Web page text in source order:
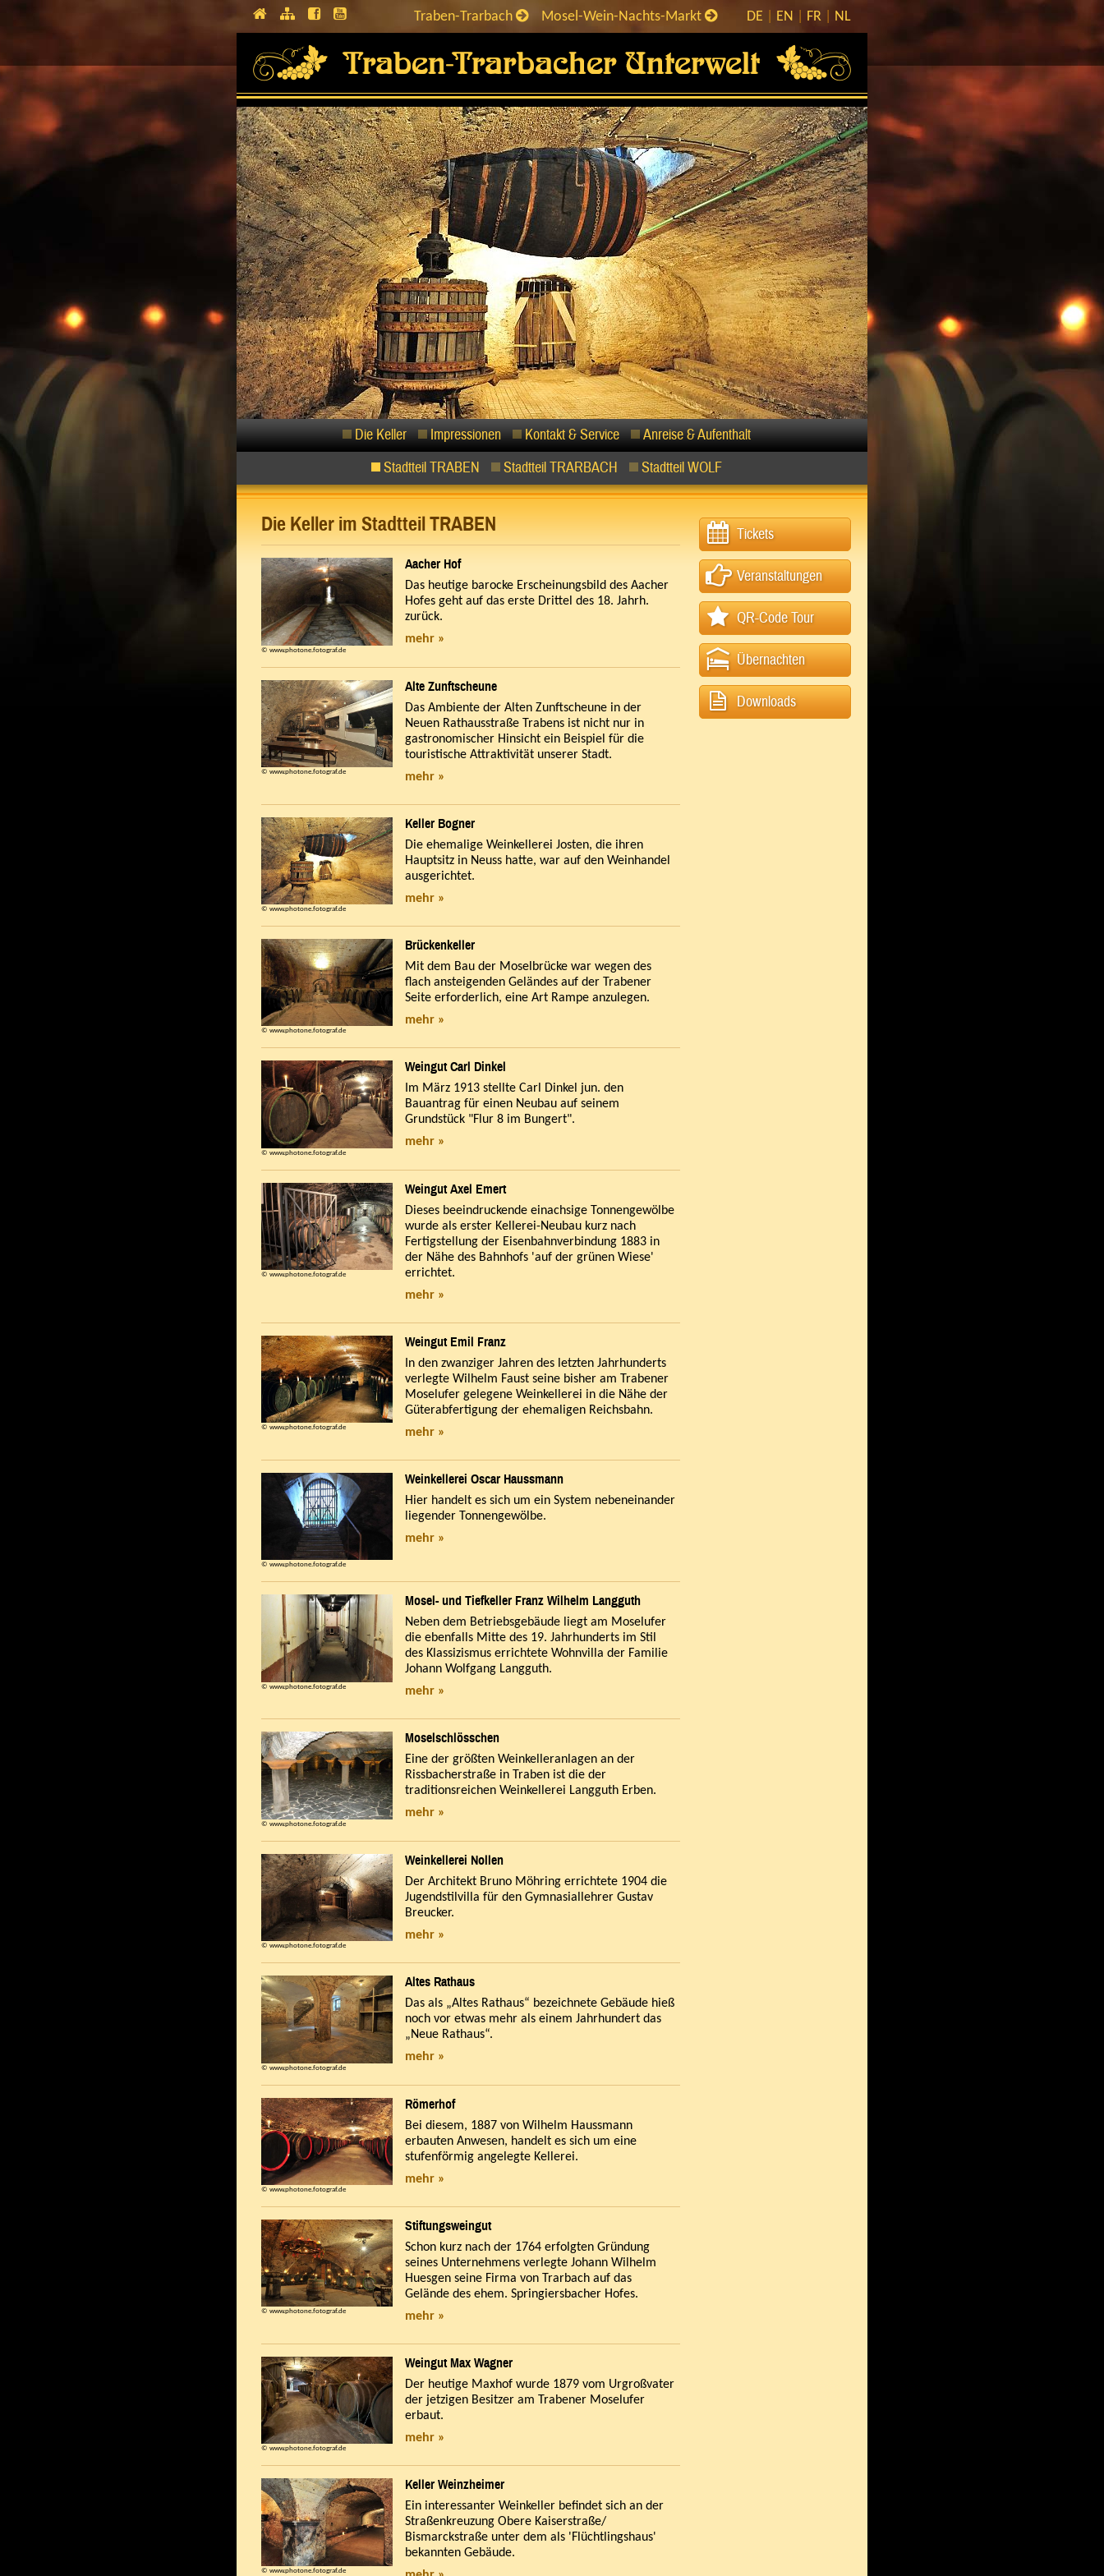
Traben-Trarbach Mosel-Wein-Nachts-Markt DE EN FR NL
Die Keller Impressionen Kontakt & Service
Anreise & Aufenthalt
Stadtteil TRABEN
Stadtteil TRARBACH Stadtteil WOLF
Die Keller im Stadtteil TRABEN
© www.photone.fotograf.de
Aacher Hof
Das heutige barocke Erscheinungsbild des Aacher
Hofes geht auf das erste Drittel des 18. Jahrh.
zurück.
mehr »
© www.photone.fotograf.de
Alte Zunftscheune
Das Ambiente der Alten Zunftscheune in der
Neuen Rathausstraße Trabens ist nicht nur in
gastronomischer Hinsicht ein Beispiel für die
touristische Attraktivität unserer Stadt.
mehr »
© www.photone.fotograf.de
Keller Bogner
Die ehemalige Weinkellerei Josten, die ihren
Hauptsitz in Neuss hatte, war auf den Weinhandel
ausgerichtet.
mehr »
© www.photone.fotograf.de
Brückenkeller
Mit dem Bau der Moselbrücke war wegen des
flach ansteigenden Geländes auf der Trabener
Seite erforderlich, eine Art Rampe anzulegen.
mehr »
© www.photone.fotograf.de
Weingut Carl Dinkel
Im März 1913 stellte Carl Dinkel jun. den
Bauantrag für einen Neubau auf seinem
Grundstück "Flur 8 im Bungert".
mehr »
© www.photone.fotograf.de
Weingut Axel Emert
Dieses beeindruckende einachsige Tonnengewölbe
wurde als erster Kellerei-Neubau kurz nach
Fertigstellung der Eisenbahnverbindung 1883 in
der Nähe des Bahnhofs 'auf der grünen Wiese'
errichtet.
mehr »
© www.photone.fotograf.de
Weingut Emil Franz
In den zwanziger Jahren des letzten Jahrhunderts
verlegte Wilhelm Faust seine bisher am Trabener
Moselufer gelegene Weinkellerei in die Nähe der
Güterabfertigung der ehemaligen Reichsbahn.
mehr »
© www.photone.fotograf.de
Weinkellerei Oscar Haussmann
Hier handelt es sich um ein System nebeneinander
liegender Tonnengewölbe.
mehr »
© www.photone.fotograf.de
Mosel- und Tiefkeller Franz Wilhelm Langguth
Neben dem Betriebsgebäude liegt am Moselufer
die ebenfalls Mitte des 19. Jahrhunderts im Stil
des Klassizismus errichtete Wohnvilla der Familie
Johann Wolfgang Langguth.
mehr »
© www.photone.fotograf.de
Moselschlösschen
Eine der größten Weinkelleranlagen an der
Rissbacherstraße in Traben ist die der
traditionsreichen Weinkellerei Langguth Erben.
mehr »
© www.photone.fotograf.de
Weinkellerei Nollen
Der Architekt Bruno Möhring errichtete 1904 die
Jugendstilvilla für den Gymnasiallehrer Gustav
Breucker.
mehr »
© www.photone.fotograf.de
Altes Rathaus
Das als „Altes Rathaus“ bezeichnete Gebäude hieß
noch vor etwas mehr als einem Jahrhundert das
„Neue Rathaus“.
mehr »
© www.photone.fotograf.de
Römerhof
Bei diesem, 1887 von Wilhelm Haussmann
erbauten Anwesen, handelt es sich um eine
stufenförmig angelegte Kellerei.
mehr »
© www.photone.fotograf.de
Stiftungsweingut
Schon kurz nach der 1764 erfolgten Gründung
seines Unternehmens verlegte Johann Wilhelm
Huesgen seine Firma von Trarbach auf das
Gelände des ehem. Springiersbacher Hofes.
mehr »
© www.photone.fotograf.de
Weingut Max Wagner
Der heutige Maxhof wurde 1879 vom Urgroßvater
der jetzigen Besitzer am Trabener Moselufer
erbaut.
mehr »
© www.photone.fotograf.de
Keller Weinzheimer
Ein interessanter Weinkeller befindet sich an der
Straßenkreuzung Obere Kaiserstraße/
Bismarckstraße unter dem als 'Flüchtlingshaus'
bekannten Gebäude.
Tickets
Veranstaltungen
QR-Code Tour
Übernachten
Downloads